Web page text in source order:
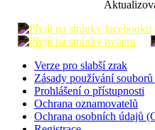
Verze pro slabší zrak
Zásady používání
Prohlášení o přístupnosti
Ochrana oznamovatelů
Ochrana osobních údajů